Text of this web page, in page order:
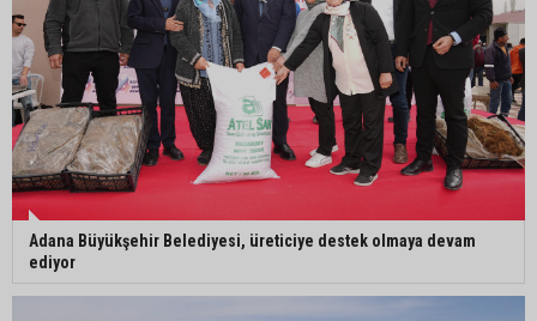
Mustafa Özkan: "Yüreğir Belediye Başkan
Vekilliği seçimine ilişkin hukuki süreç başlatıldı"
Adana Büyükşehir Belediyesi, üreticiye destek olmaya devam
ediyor